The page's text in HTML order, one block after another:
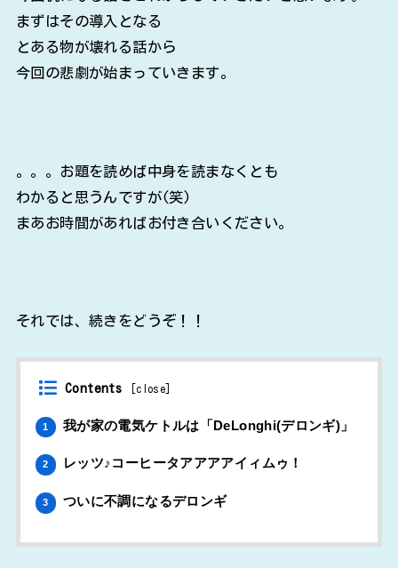
まずはその導入となる
とある物が壊れる話から
今回の悲劇が始まっていきます。
。。。お題を読めば中身を読まなくとも
わかると思うんですが(笑)
まあお時間があればお付き合いください。
それでは、続きをどうぞ！！
Contents close
1 我が家の電気ケトルは「DeLonghi(デロンギ)」
2 レッツ♪コーヒータアアアアイィムゥ！
3 ついに不調になるデロンギ